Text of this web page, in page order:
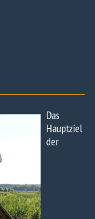
Das
Hauptziel
der